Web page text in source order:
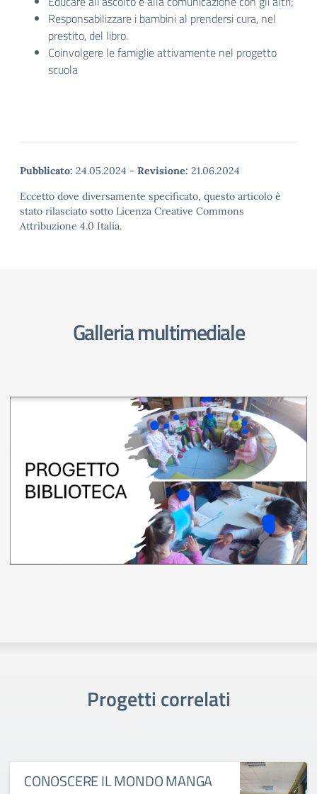
Responsabilizzare i bambini al prendersi cura, nel
prestito, del libro.
Coinvolgere le famiglie attivamente nel progetto
scuola
Pubblicato: 24.05.2024 - Revisione: 21.06.2024
Eccetto dove diversamente specificato, questo articolo è
stato rilasciato sotto Licenza Creative Commons
Attribuzione 4.0 Italia.
Galleria multimediale
Progetti correlati
CONOSCERE IL MONDO MANGA